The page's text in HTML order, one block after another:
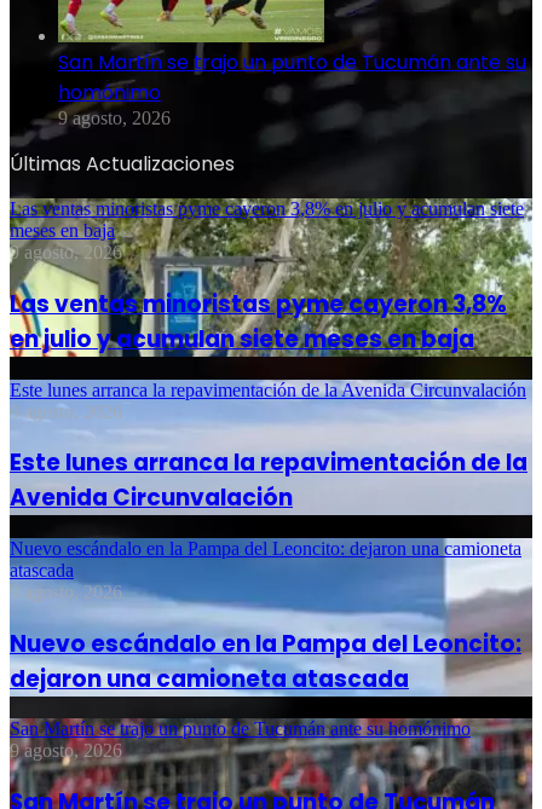
San Martín se trajo un punto de Tucumán ante su
homónimo
9 agosto, 2026
Últimas Actualizaciones
Las ventas minoristas pyme cayeron 3,8% en julio y acumulan siete
meses en baja
9 agosto, 2026
Las ventas minoristas pyme cayeron 3,8%
en julio y acumulan siete meses en baja
Este lunes arranca la repavimentación de la Avenida Circunvalación
9 agosto, 2026
Este lunes arranca la repavimentación de la
Avenida Circunvalación
Nuevo escándalo en la Pampa del Leoncito: dejaron una camioneta
atascada
9 agosto, 2026
Nuevo escándalo en la Pampa del Leoncito:
dejaron una camioneta atascada
San Martín se trajo un punto de Tucumán ante su homónimo
9 agosto, 2026